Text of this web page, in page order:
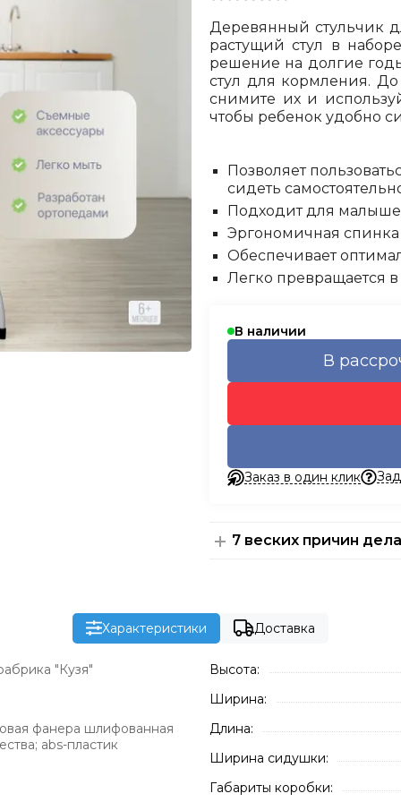
Деревянный стульчик
растущий стул в
решение на долгие
стул для кормления. До
снимите их и
чтобы ребенок удобно
Позволяет
сидеть
Подходит для
Эргономичная
Обеспечивает
Легко превращается
В наличии
В
Заказ в один клик
7 веских причин
Характеристики Доставка
"Кузя"
фанера шлифованная
abs-пластик
Высота:
Ширина:
Длина:
Ширина сидушки:
Габариты коробки: